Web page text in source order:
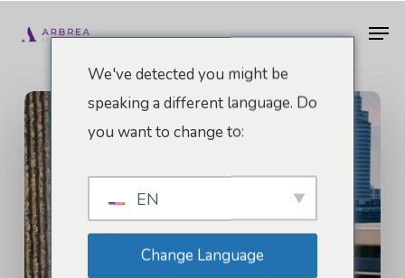
para
conteúdo
principal
We've detected you might be
speaking a different language. Do
you want to change to:
EN
Change Language